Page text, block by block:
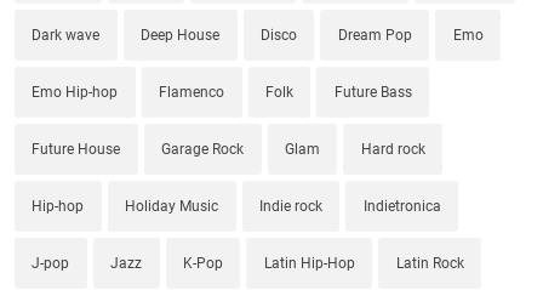
Dark wave Deep House Disco Dream Pop Emo
Emo Hip-hop Flamenco Folk Future Bass
Future House Garage Rock Glam Hard rock
Hip-hop Holiday Music Indie rock Indietronica
J-pop Jazz K-Pop Latin Hip-Hop Latin Rock